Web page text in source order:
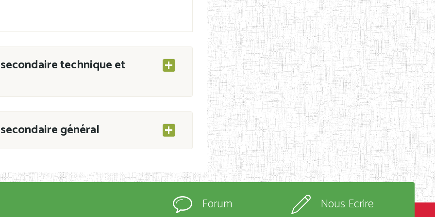
technique et
général
CAB du 21 mars 2011 portant ouverture
immatriculés et inscrits au
Forum Nous Ecrire